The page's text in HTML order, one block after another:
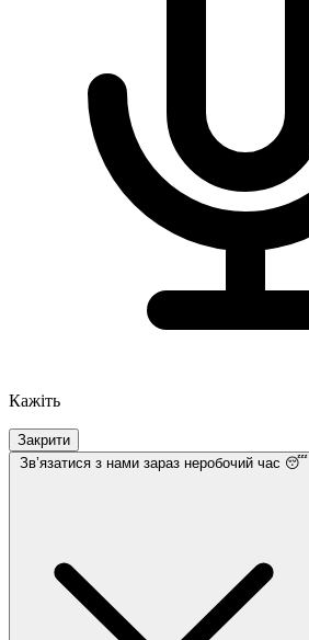
Кажіть
Закрити
Звʼязатися з нами зараз неробочий час 😴